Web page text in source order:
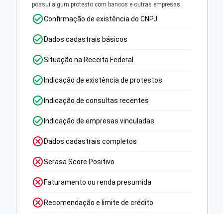
possui algum protesto com bancos e outras empresas.
Confirmação de existência do CNPJ
Dados cadastrais básicos
Situação na Receita Federal
Indicação de existência de protestos
Indicação de consultas recentes
Indicação de empresas vinculadas
Dados cadastrais completos
Serasa Score Positivo
Faturamento ou renda presumida
Recomendação e limite de crédito